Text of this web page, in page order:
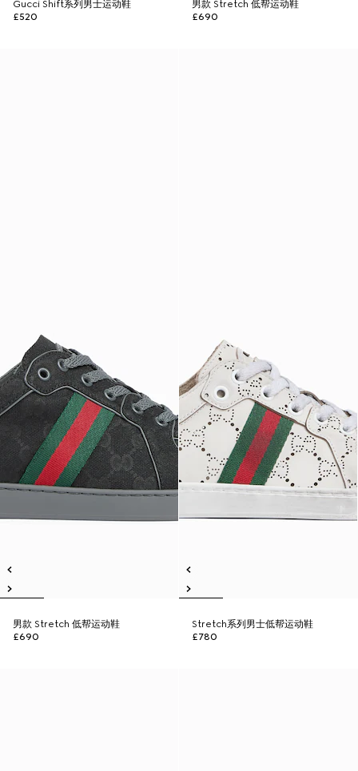
Gucci Shift系列男士运动鞋
£520
男款 Stretch 低帮运动鞋
£690
男款 Stretch 低帮运动鞋
£690
Stretch系列男士低帮运动鞋
£780